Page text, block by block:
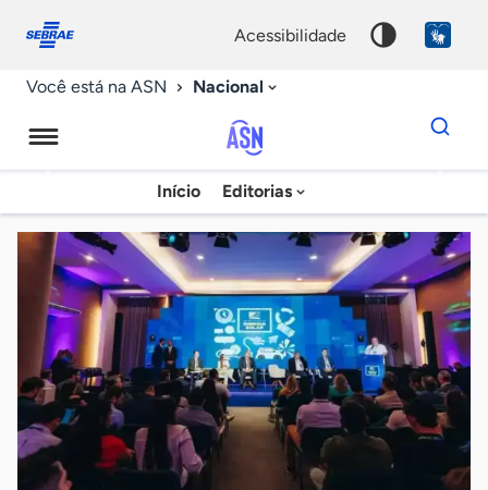
conosco
acessibilidade
Você está na ASN Nacional
Agência
Sebrae
de
Notícias
Início Editorias
Dados
para
chave